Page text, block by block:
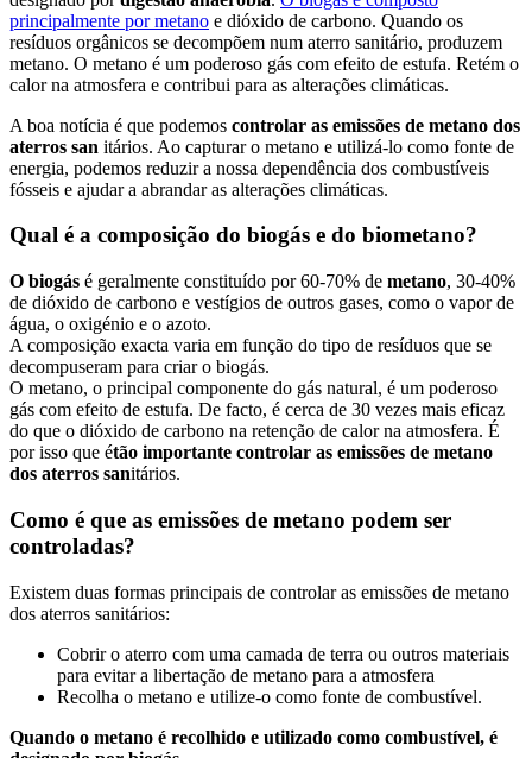
principalmente por metano e dióxido de carbono. Quando os
resíduos orgânicos se decompõem num aterro sanitário, produzem
metano. O metano é um poderoso gás com efeito de estufa. Retém o
calor na atmosfera e contribui para as alterações climáticas.
A boa notícia é que podemos controlar as emissões de metano dos
aterros san itários. Ao capturar o metano e utilizá-lo como fonte de
energia, podemos reduzir a nossa dependência dos combustíveis
fósseis e ajudar a abrandar as alterações climáticas.
Qual é a composição do biogás e do biometano?
O biogás é geralmente constituído por 60-70% de metano, 30-40%
de dióxido de carbono e vestígios de outros gases, como o vapor de
água, o oxigénio e o azoto.
A composição exacta varia em função do tipo de resíduos que se
decompuseram para criar o biogás.
O metano, o principal componente do gás natural, é um poderoso
gás com efeito de estufa. De facto, é cerca de 30 vezes mais eficaz
do que o dióxido de carbono na retenção de calor na atmosfera. É
por isso que étão importante controlar as emissões de metano
dos aterros sanitários.
Como é que as emissões de metano podem ser
controladas?
Existem duas formas principais de controlar as emissões de metano
dos aterros sanitários:
Cobrir o aterro com uma camada de terra ou outros materiais
para evitar a libertação de metano para a atmosfera
Recolha o metano e utilize-o como fonte de combustível.
Quando o metano é recolhido e utilizado como combustível, é